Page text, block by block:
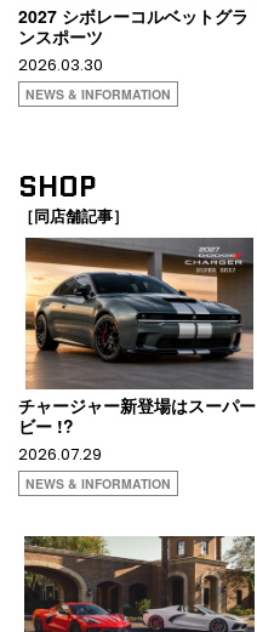
2027 シボレーコルベットグラ
ンスポーツ
2026.03.30
NEWS & INFORMATION
SHOP
［同店舗記事］
チャージャー新登場はスーパー
ビー !?
2026.07.29
NEWS & INFORMATION